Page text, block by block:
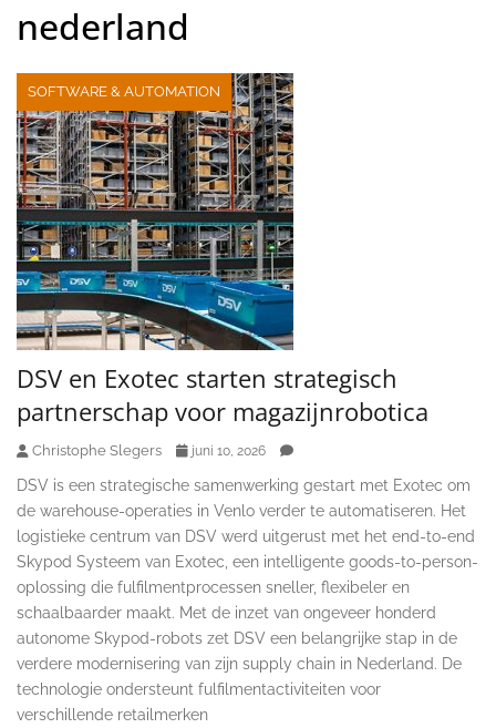
nederland
SOFTWARE & AUTOMATION
DSV en Exotec starten strategisch
partnerschap voor magazijnrobotica
Christophe Slegers juni 10, 2026
DSV is een strategische samenwerking gestart met Exotec om
de warehouse-operaties in Venlo verder te automatiseren. Het
logistieke centrum van DSV werd uitgerust met het end-to-end
Skypod Systeem van Exotec, een intelligente goods-to-person-
oplossing die fulfilmentprocessen sneller, flexibeler en
schaalbaarder maakt. Met de inzet van ongeveer honderd
autonome Skypod-robots zet DSV een belangrijke stap in de
verdere modernisering van zijn supply chain in Nederland. De
technologie ondersteunt fulfilmentactiviteiten voor
verschillende retailmerken